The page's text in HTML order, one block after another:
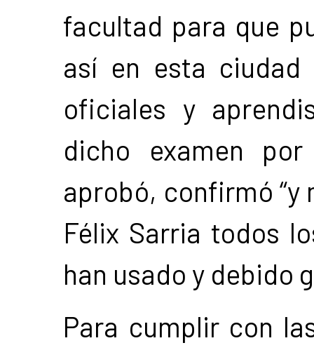
facultad para que
así en esta
oficiales y
dicho examen
aprobó, confirmó “y
Félix Sarria todos
han usado y debido
Para cumplir con